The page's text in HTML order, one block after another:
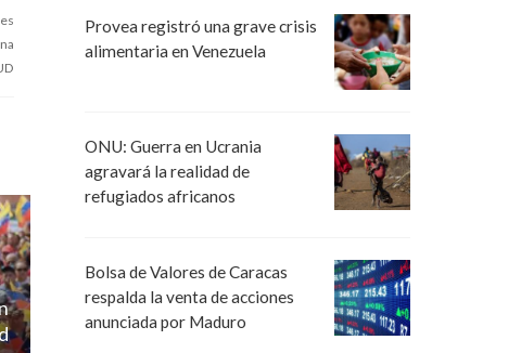
Provea registró una grave crisis
alimentaria en Venezuela
ONU: Guerra en Ucrania
agravará la realidad de
refugiados africanos
Bolsa de Valores de Caracas
respalda la venta de acciones
anunciada por Maduro